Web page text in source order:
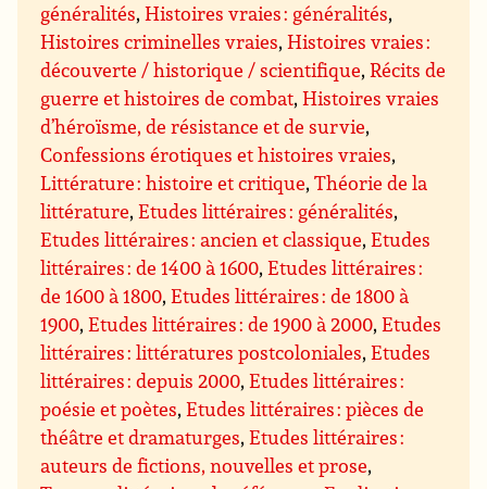
généralités,Histoires vraies : généralités,
Histoires criminelles vraies,Histoires vraies :
découverte / historique / scientifique,Récits de
guerre et histoires de combat,Histoires vraies
d’héroïsme, de résistance et de survie,
Confessions érotiques et histoires vraies,
Littérature : histoire et critique,Théorie de la
littérature,Etudes littéraires : généralités,
Etudes littéraires : ancien et classique,Etudes
littéraires : de 1400 à 1600,Etudes littéraires :
de 1600 à 1800,Etudes littéraires : de 1800 à
1900,Etudes littéraires : de 1900 à 2000,Etudes
littéraires : littératures postcoloniales,Etudes
littéraires : depuis 2000,Etudes littéraires :
poésie et poètes,Etudes littéraires : pièces de
théâtre et dramaturges,Etudes littéraires :
auteurs de fictions, nouvelles et prose,